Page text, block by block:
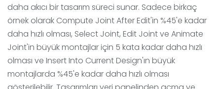
daha akıcı bir tasarım süreci sunar. Sadece birkaç
örnek olarak Compute Joint After Edit'in %45'e kadar
daha hızlı olması, Select Joint, Edit Joint ve Animate
Joint'in büyük montajlar için 5 kata kadar daha hızlı
olması ve Insert Into Current Design'ın büyük
montajlarda %45'e kadar daha hızlı olması